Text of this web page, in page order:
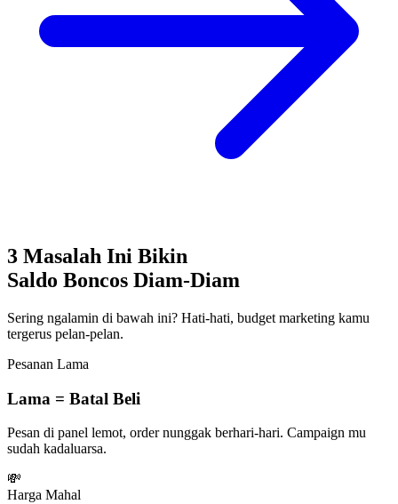
3 Masalah Ini Bikin
Saldo Boncos Diam-Diam
Sering ngalamin di bawah ini? Hati-hati, budget marketing kamu
tergerus pelan-pelan.
Pesanan Lama
Lama = Batal Beli
Pesan di panel lemot, order nunggak berhari-hari. Campaign mu
sudah kadaluarsa.
💸
Harga Mahal